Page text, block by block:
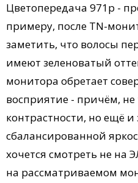
Цветопередача 971p -
примеру, после TN-
заметить, что волосы
имеют зеленоватый
монитора обретает
восприятие - причём, не
контрастности, но ещё и
сбалансированной
хочется смотреть не на
на рассматриваемом